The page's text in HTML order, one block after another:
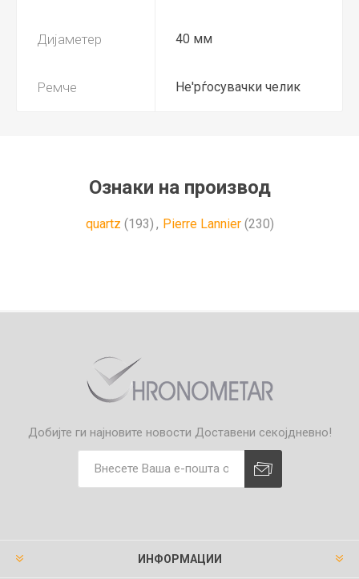
Дијаметер 40 мм
Ремче Не'рѓосувачки челик
Ознаки на производ
quartz (193) , Pierre Lannier (230)
Добијте ги најновите новости Доставени секојдневно!
ИНФОРМАЦИИ